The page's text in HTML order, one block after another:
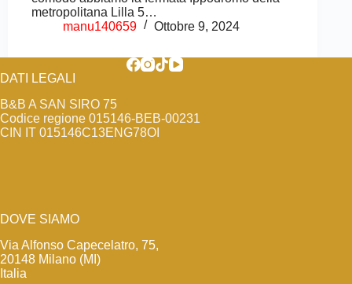
metropolitana Lilla 5…
manu140659
Ottobre 9, 2024
DATI LEGALI
B&B A SAN SIRO 75
Codice regione 015146-BEB-00231
CIN IT 015146C13ENG78OI
DOVE SIAMO
Via Alfonso Capecelatro, 75,
20148 Milano (MI)
Italia